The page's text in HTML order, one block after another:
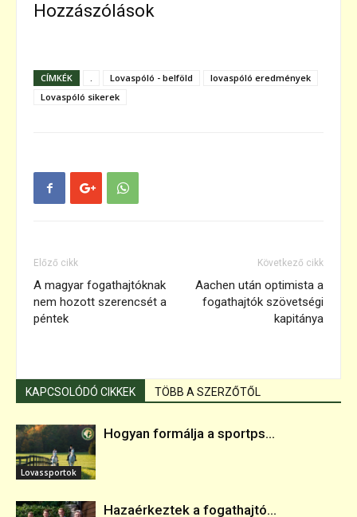
Hozzászólások
CÍMKÉK . Lovaspóló - belföld
lovaspóló eredmények
Lovaspóló sikerek
Előző cikk
A magyar fogathajtóknak
nem hozott szerencsét a
péntek
Következő cikk
Aachen után optimista a
fogathajtók szövetségi
kapitánya
KAPCSOLÓDÓ CIKKEK TÖBB A SZERZŐTŐL
Lovassportok
Hogyan formálja a sportps...
Hazaérkeztek a fogathajtó...